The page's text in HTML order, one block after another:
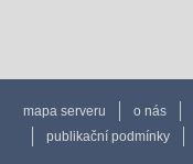
mapa serveru o nás
publikační podmínky